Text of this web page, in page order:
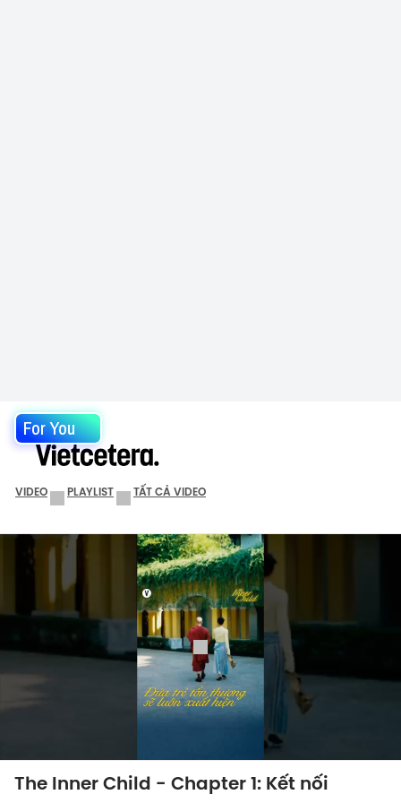
For You
VIDEO PLAYLIST TẤT CẢ VIDEO
The Inner Child - Chapter 1: Kết nối